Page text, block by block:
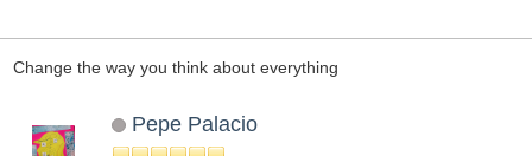
Change the way you think about everything
Pepe Palacio